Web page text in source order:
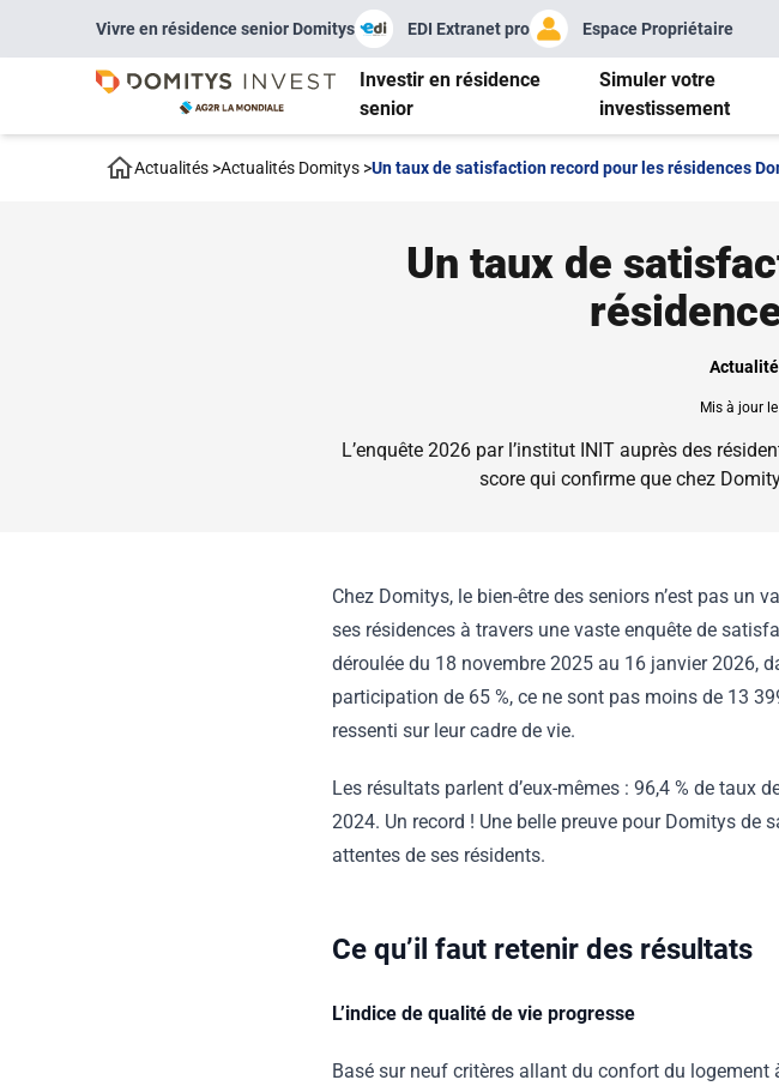
Vivre en résidence senior Domitys EDI Extranet pro Espace Propriétaire
Investir en résidence
senior
Simuler votre
investissement
Actualités >Actualités Domitys >Un taux de satisfaction record pour les résidences
Un taux de
Mis à jour
L’enquête 2026 par l’institut INIT auprès des
score qui confirme que chez
Chez Domitys, le bien-être des seniors n’est pas un
ses résidences à travers une vaste enquête de
déroulée du 18 novembre 2025 au 16 janvier 2026,
participation de 65 %, ce ne sont pas moins de 13
ressenti sur leur cadre de vie.
Les résultats parlent d’eux-mêmes : 96,4 % de taux
2024. Un record ! Une belle preuve pour Domitys de
attentes de ses résidents.
Ce qu’il faut retenir des résultats
L’indice de qualité de vie progresse
Basé sur neuf critères allant du confort du